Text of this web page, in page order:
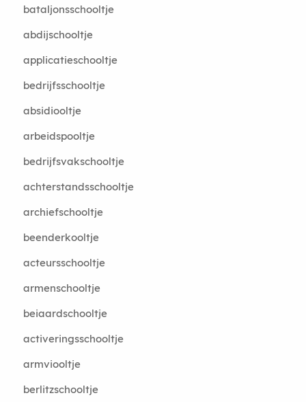
bataljonsschooltje
abdijschooltje
applicatieschooltje
bedrijfsschooltje
absidiooltje
arbeidspooltje
bedrijfsvakschooltje
achterstandsschooltje
archiefschooltje
beenderkooltje
acteursschooltje
armenschooltje
beiaardschooltje
activeringsschooltje
armviooltje
berlitzschooltje